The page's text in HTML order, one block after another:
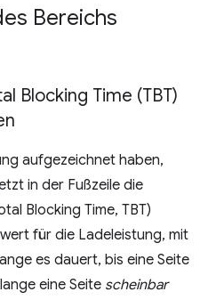
Bereichs
Blocking Time (TBT)
aufgezeichnet haben,
in der Fußzeile die
Blocking Time, TBT)
für die Ladeleistung, mit
es dauert, bis eine Seite
eine Seite scheinbar